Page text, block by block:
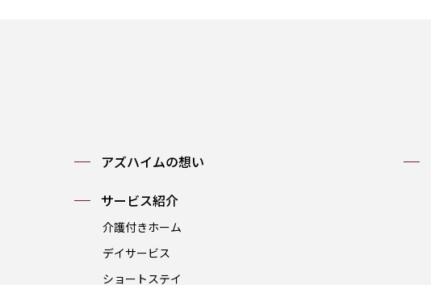
アズハイムの想い
サービス紹介
介護付きホーム
デイサービス
ショートステイ